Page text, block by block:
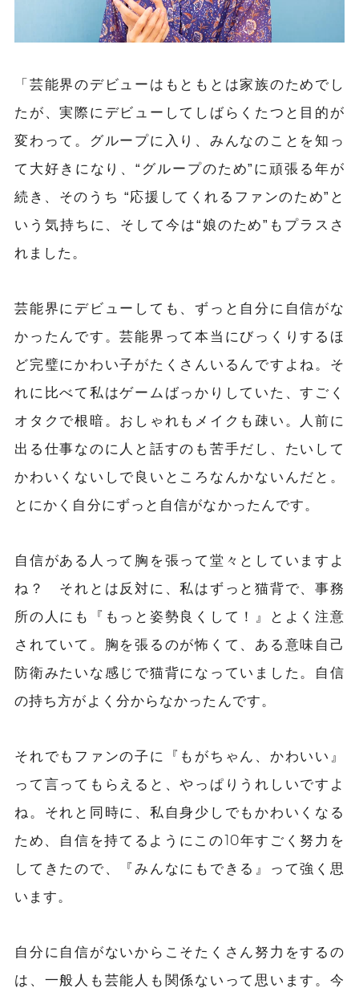
「芸能界のデビューはもともとは家族のためでし
たが、実際にデビューしてしばらくたつと目的が
変わって。グループに入り、みんなのことを知っ
て大好きになり、“グループのため”に頑張る年が
続き、そのうち “応援してくれるファンのため”と
いう気持ちに、そして今は“娘のため”もプラスさ
れました。
芸能界にデビューしても、ずっと自分に自信がな
かったんです。芸能界って本当にびっくりするほ
ど完璧にかわい子がたくさんいるんですよね。そ
れに比べて私はゲームばっかりしていた、すごく
オタクで根暗。おしゃれもメイクも疎い。人前に
出る仕事なのに人と話すのも苦手だし、たいして
かわいくないしで良いところなんかないんだと。
とにかく自分にずっと自信がなかったんです。
自信がある人って胸を張って堂々としていますよ
ね？ それとは反対に、私はずっと猫背で、事務
所の人にも『もっと姿勢良くして！』とよく注意
されていて。胸を張るのが怖くて、ある意味自己
防衛みたいな感じで猫背になっていました。自信
の持ち方がよく分からなかったんです。
それでもファンの子に『もがちゃん、かわいい』
って言ってもらえると、やっぱりうれしいですよ
ね。それと同時に、私自身少しでもかわいくなる
ため、自信を持てるようにこの10年すごく努力を
してきたので、『みんなにもできる』って強く思
います。
自分に自信がないからこそたくさん努力をするの
は、一般人も芸能人も関係ないって思います。今